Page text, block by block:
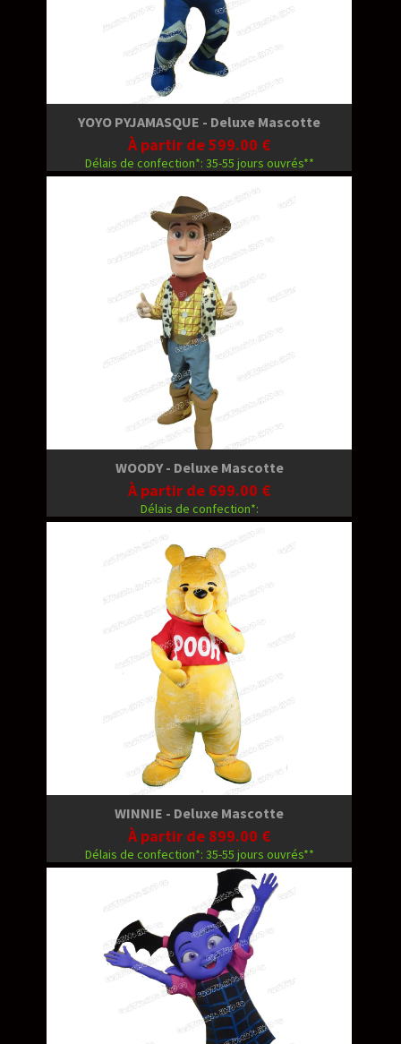
YOYO PYJAMASQUE - Deluxe Mascotte
À partir de 599.00 €
Délais de confection*: 35-55 jours ouvrés**
WOODY - Deluxe Mascotte
À partir de 699.00 €
Délais de confection*:
WINNIE - Deluxe Mascotte
À partir de 899.00 €
Délais de confection*: 35-55 jours ouvrés**